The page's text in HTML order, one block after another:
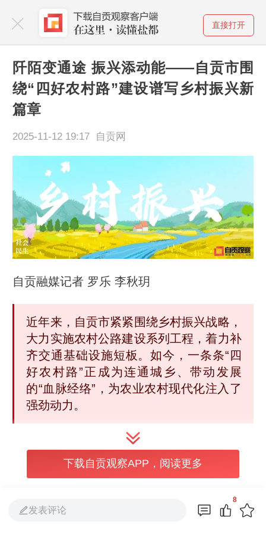
直接打开
阡陌变通途 振兴添动能——自贡市围
绕“四好农村路”建设谱写乡村振兴新
篇章
2025-11-12 19:17 自贡网
自贡融媒记者 罗乐 李秋玥
近年来，自贡市紧紧围绕乡村振兴战略，
大力实施农村公路建设系列工程，着力补
齐交通基础设施短板。如今，一条条“四
好农村路”正成为连通城乡、带动发展
的“血脉经络”，为农业农村现代化注入了
强劲动力。
下载自贡观察APP，阅读更多
发表评论
8